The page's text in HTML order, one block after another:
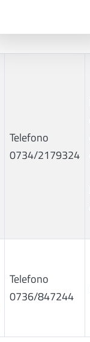
Telefono
0734/2179324
Telefono
0736/847244